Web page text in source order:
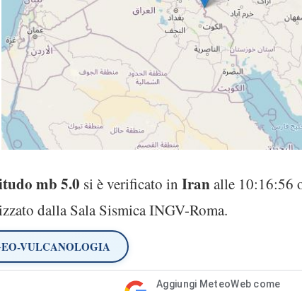
mb 5.0 si è verificato in Iranalle 10:16:56
dalla Sala Sismica INGV-Roma.
VULCANOLOGIA
Aggiungi MeteoWeb come